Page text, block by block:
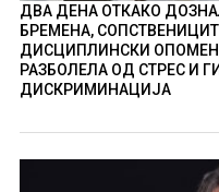
ДВА ДЕНА ОТКАКО
БРЕМЕНА,
ДИСЦИПЛИНСКИ
РАЗБОЛЕЛА ОД СТРЕС И
ДИСКРИМИНАЦИЈА